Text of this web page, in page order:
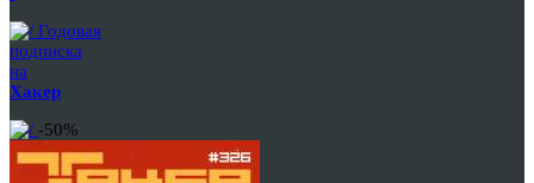
Годовая
подписка
на
Хакер
-50%